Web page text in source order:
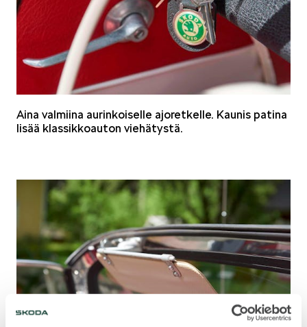
SPONSOROINTI & YHTEISTYÖ
KLASSIKOT
RALLI
Mallit
Aina valmiina aurinkoiselle ajoretkelle. Kaunis patina
lisää klassikkoauton viehätystä.